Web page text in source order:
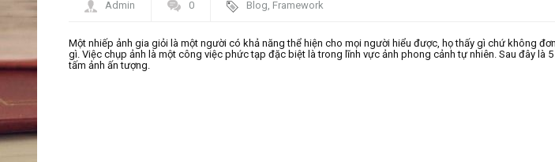
Admin 0 Blog, Framework
Một nhiếp ảnh gia giỏi là một người có khả năng thể hiện cho mọi người hiểu được, họ thấy gì chứ không
gì. Việc chụp ảnh là một công việc phức tạp đặc biệt là trong lĩnh vực ảnh phong cảnh tự nhiên. Sau đây là
tấm ảnh ấn tượng.